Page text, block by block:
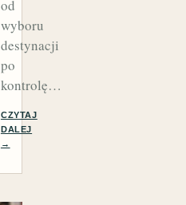
od
wyboru
destynacji
po
kontrolę…
CZYTAJ
DALEJ
→